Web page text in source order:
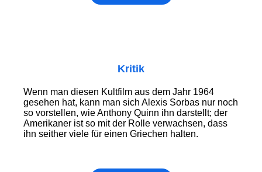
Kritik
Wenn man diesen Kultfilm aus dem Jahr 1964
gesehen hat, kann man sich Alexis Sorbas nur noch
so vorstellen, wie Anthony Quinn ihn darstellt; der
Amerikaner ist so mit der Rolle verwachsen, dass
ihn seither viele für einen Griechen halten.